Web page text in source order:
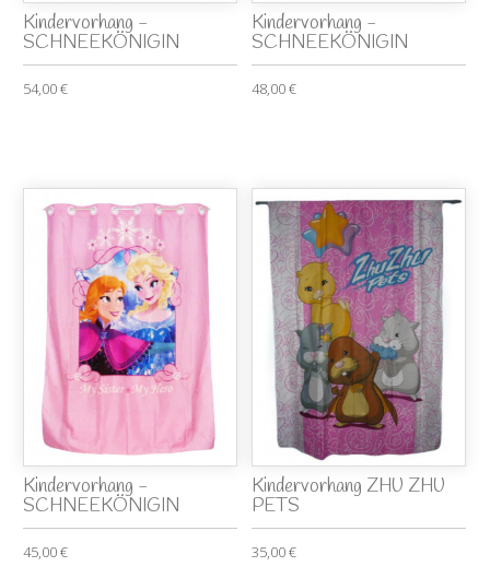
Kindervorhang -
SCHNEEKÖNIGIN
54,00 €
Kindervorhang -
SCHNEEKÖNIGIN
48,00 €
Kindervorhang -
SCHNEEKÖNIGIN
45,00 €
Kindervorhang ZHU ZHU
PETS
35,00 €